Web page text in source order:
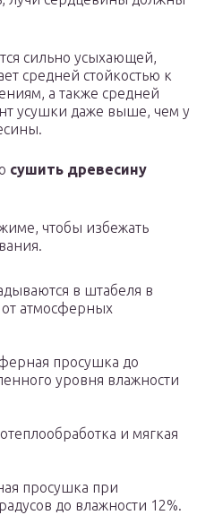
сильно усыхающей,
средней стойкостью к
а также средней
усушки даже выше, чем у
сушить древесину
чтобы избежать
в штабеля в
атмосферных
просушка до
уровня влажности
и мягкая
просушка при
до влажности 12%.